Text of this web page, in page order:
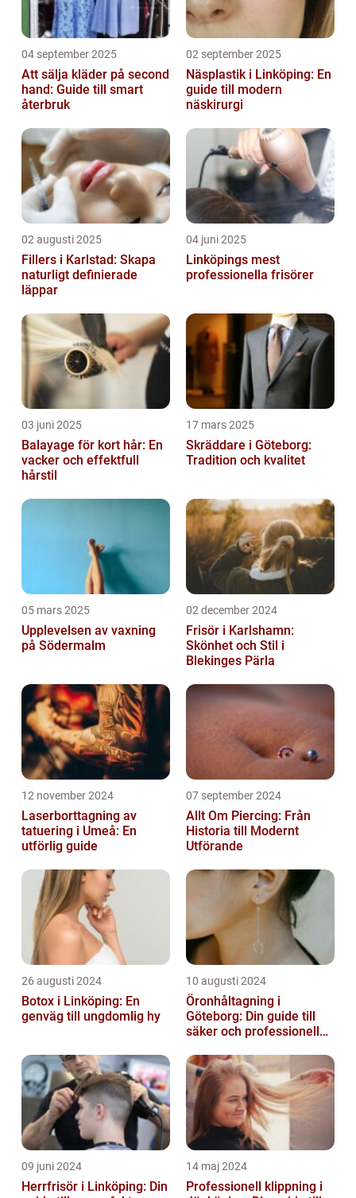
04 september 2025
Att sälja kläder på second
hand: Guide till smart
återbruk
02 september 2025
Näsplastik i Linköping: En
guide till modern
näskirurgi
02 augusti 2025
Fillers i Karlstad: Skapa
naturligt definierade
läppar
04 juni 2025
Linköpings mest
professionella frisörer
03 juni 2025
Balayage för kort hår: En
vacker och effektfull
hårstil
17 mars 2025
Skräddare i Göteborg:
Tradition och kvalitet
05 mars 2025
Upplevelsen av vaxning
på Södermalm
02 december 2024
Frisör i Karlshamn:
Skönhet och Stil i
Blekinges Pärla
12 november 2024
Laserborttagning av
tatuering i Umeå: En
utförlig guide
07 september 2024
Allt Om Piercing: Från
Historia till Modernt
Utförande
26 augusti 2024
Botox i Linköping: En
genväg till ungdomlig hy
10 augusti 2024
Öronhåltagning i
Göteborg: Din guide till
säker och professionell
09 juni 2024
Herrfrisör i Linköping: Din
14 maj 2024
Professionell klippning i